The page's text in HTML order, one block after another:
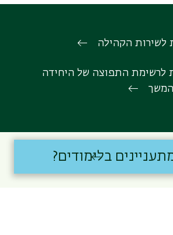
לשירות הקהילה
לרשימת התפוצה של היחידה
המשך
בלימודים?